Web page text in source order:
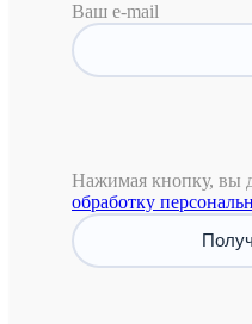
Ваш e-mail
Нажимая кнопку, вы
обработку